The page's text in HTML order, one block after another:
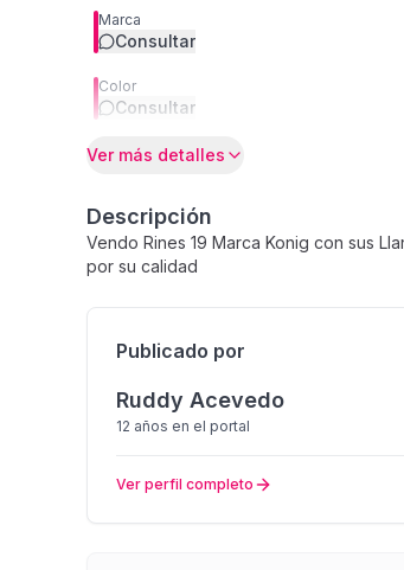
Marca
Consultar
Color
Consultar
Ver más detalles
Descripción
Vendo Rines 19 Marca Konig con sus
por su calidad
Publicado por
Ruddy Acevedo
12 años en el portal
Ver perfil completo